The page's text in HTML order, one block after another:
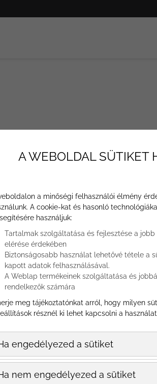
A WEBOLDAL SÜTIKET
a minőségi felhasználói élmény
A cookie-kat és hasonló
használjuk:
Tartalmak szolgáltatása és fejlesztése a
elérése érdekében
Biztonságosabb használat lehetővé tétele a
kapott adatok felhasználásával.
A Weblap termékeinek szolgáltatása és
rendelkezők számára
meg tájékoztatónkat arról, hogy milyen
résznél ki lehet kapcsolni a
engedélyezed a sütiket
nem engedélyezed a sütiket